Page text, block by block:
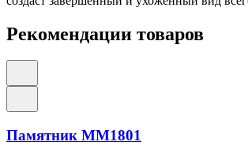
Рекомендации товаров
Памятник ММ1801